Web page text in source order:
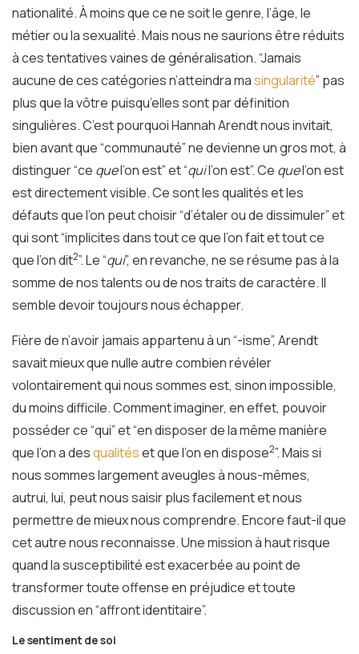
nationalité. À moins que ce ne soit le genre, l’âge, le
métier ou la sexualité. Mais nous ne saurions être réduits
à ces tentatives vaines de généralisation. “Jamais
aucune de ces catégories n’atteindra masingularité” pas
plus que la vôtre puisqu’elles sont par définition
singulières. C’est pourquoi Hannah Arendt nous invitait,
bien avant que “communauté” ne devienne un gros mot, à
distinguer “ce quel’on est” et “quil’on est”. Ce quel’on est
est directement visible. Ce sont les qualités et les
défauts que l’on peut choisir “d’étaler ou de dissimuler” et
qui sont “implicites dans tout ce que l’on fait et tout ce
que l’on dit2”. Le “qui”, en revanche, ne se résume pas à la
somme de nos talents ou de nos traits de caractère. Il
semble devoir toujours nous échapper.
Fière de n’avoir jamais appartenu à un “-isme”, Arendt
savait mieux que nulle autre combien révéler
volontairement qui nous sommes est, sinon impossible,
du moins difficile. Comment imaginer, en effet, pouvoir
posséder ce “qui” et “en disposer de la même manière
que l’on a desqualitéset que l’on en dispose2”. Mais si
nous sommes largement aveugles à nous-mêmes,
autrui, lui, peut nous saisir plus facilement et nous
permettre de mieux nous comprendre. Encore faut-il que
cet autre nous reconnaisse. Une mission à haut risque
quand la susceptibilité est exacerbée au point de
transformer toute offense en préjudice et toute
discussion en “affront identitaire”.
Le sentiment de soi